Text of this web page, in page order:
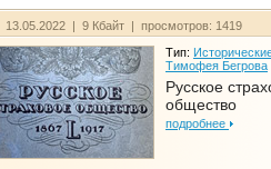
13.05.2022 | 9 Кбайт | просмотров: 1419
Тип:
Тимофея Бегрова
Русское
общество
подробнее